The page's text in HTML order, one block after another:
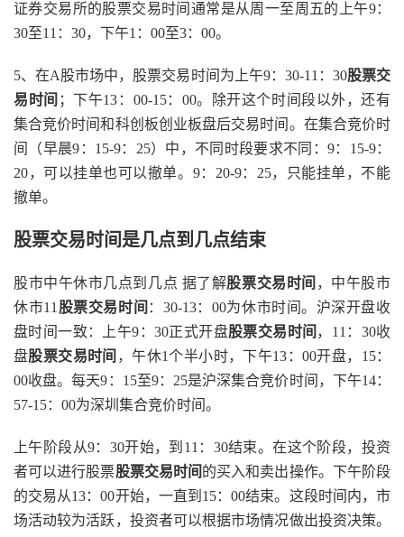
证券交易所的股票交易时间通常是从周一至周五的上午9：
30至11：30，下午1：00至3：00。
5、在A股市场中，股票交易时间为上午9：30-11：30股票交
易时间 ；下午13：00-15：00。除开这个时间段以外，还有
集合竞价时间和科创板创业板盘后交易时间。在集合竞价时
间（早晨9：15-9：25）中，不同时段要求不同：9：15-9：
20，可以挂单也可以撤单。9：20-9：25，只能挂单，不能
撤单。
股票交易时间是几点到几点结束
股市中午休市几点到几点 据了解股票交易时间 ，中午股市
休市11 股票交易时间 ：30-13：00为休市时间。沪深开盘收
盘时间一致：上午9：30正式开盘股票交易时间 ，11：30收
盘股票交易时间 ，午休1个半小时，下午13：00开盘，15：
00收盘。每天9：15至9：25是沪深集合竞价时间，下午14：
57-15：00为深圳集合竞价时间。
上午阶段从9：30开始，到11：30结束。在这个阶段，投资
者可以进行股票股票交易时间 的买入和卖出操作。下午阶段
的交易从13：00开始，一直到15：00结束。这段时间内，市
场活动较为活跃，投资者可以根据市场情况做出投资决策。